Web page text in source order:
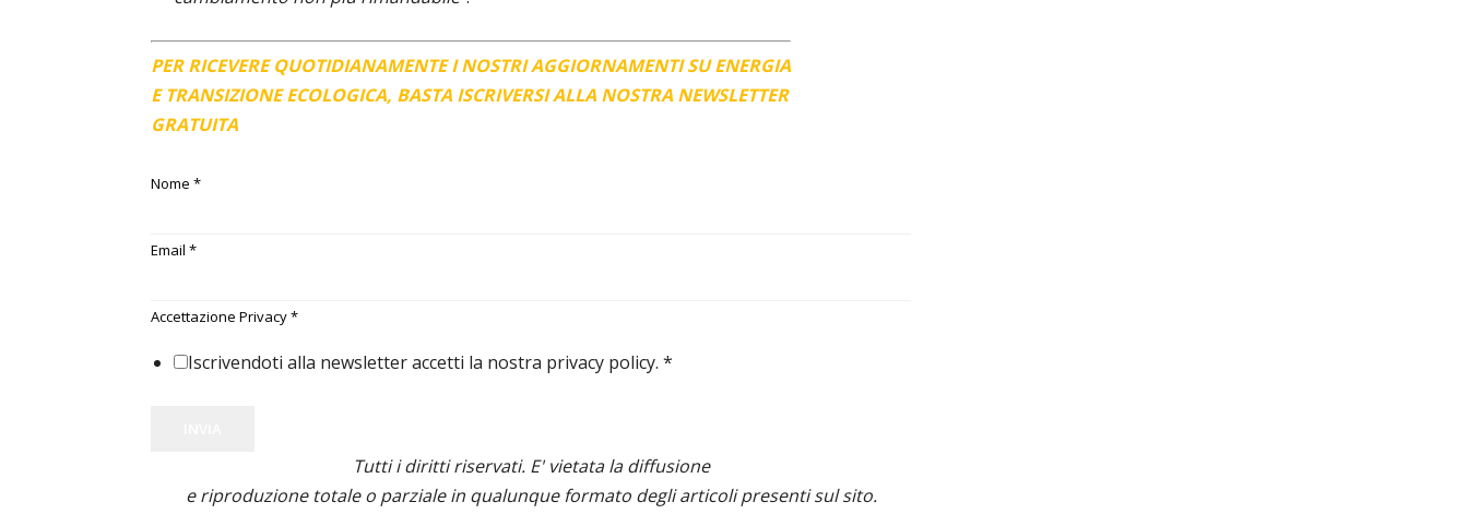
PER RICEVERE QUOTIDIANAMENTE I NOSTRI AGGIORNAMENTI SU ENERGIA
E TRANSIZIONE ECOLOGICA, BASTA ISCRIVERSI ALLA NOSTRA NEWSLETTER
GRATUITA
Nome *
Email *
Accettazione Privacy*
Iscrivendoti alla newsletter accetti la nostra privacy policy. *
Tutti i diritti riservati. E' vietata la diffusione
e riproduzione totale o parziale in qualunque formato degli articoli presenti sul sito.